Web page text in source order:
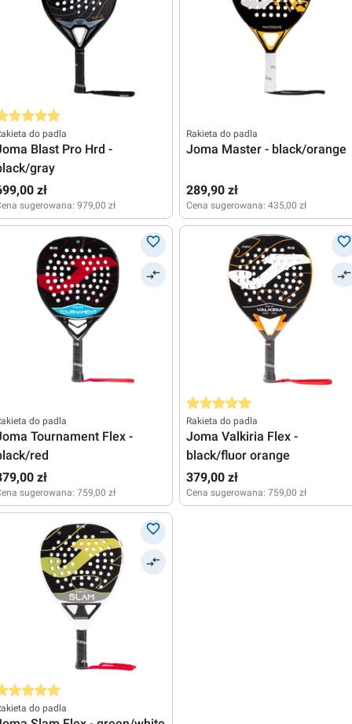
ocena 5 z 5 gwiazdek
do padla
Blast Pro Hrd -
gray
zł
sugerowana: 979,00 zł
Rakieta do padla
Joma Master - black/orange
289,90 zł
Cena sugerowana: 435,00 zł
do padla
Tournament Flex -
red
zł
sugerowana: 759,00 zł
Średnia ocena 5 z 5 gwiazdek
Rakieta do padla
Joma Valkiria Flex -
black/fluor orange
379,00 zł
Cena sugerowana: 759,00 zł
ocena 5 z 5 gwiazdek
do padla